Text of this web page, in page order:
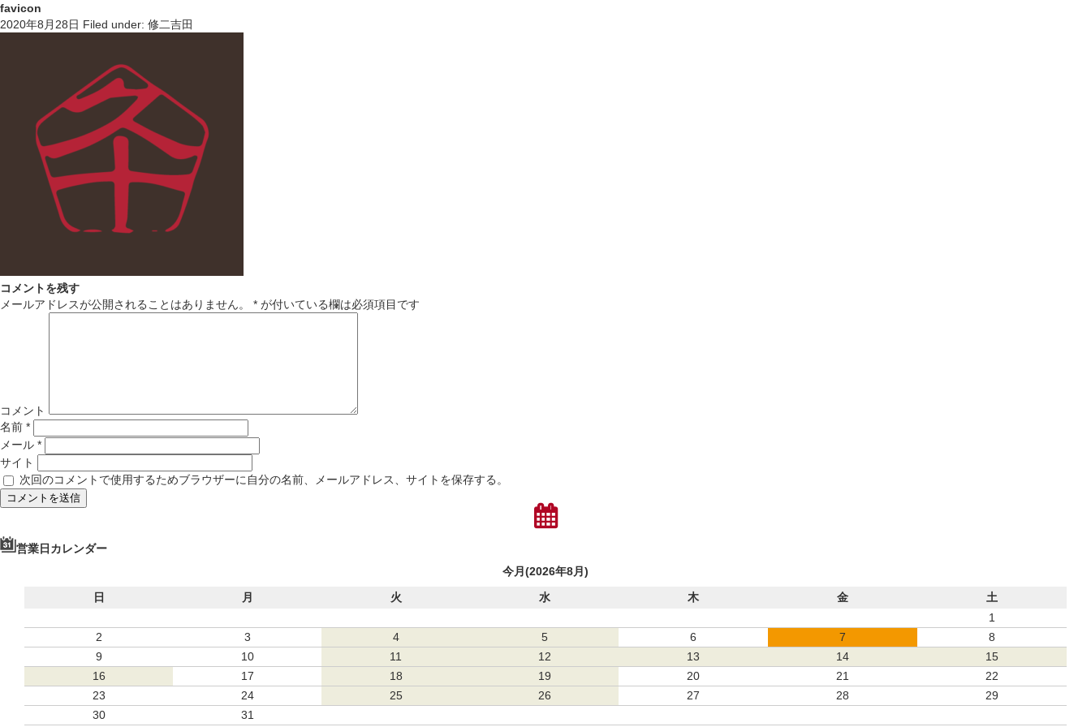
favicon
2020年8月28日 Filed under: 修二吉田
コメントを残す
メールアドレスが公開されることはありません。
* が付いている欄は必須項目です
コメント
名前 *
メール *
サイト
次回のコメントで使用するためブラウザーに自分の名前、メールアドレス、サイトを保存する。
営業日カレンダー
今月(2026年8月)
日
月 火 水 木 金
土
1
2
3 4 5 6 7
8
9
10 11 12 13 14
15
16
17 18 19 20 21
22
23
24 25 26 27 28
29
30
31